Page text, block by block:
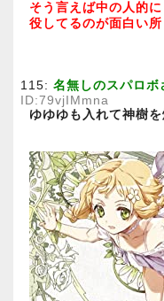
そう言えば中の人的
役してるのが面白い所
115: 名無しのスパロボ
ID:79vjIMmna
ゆゆゆも入れて神樹を